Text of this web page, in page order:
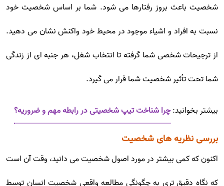
شخصیت باعث بروز رفتارها می شود. شما بر اساس شخصیت خود
نسبت به افراد و اشیاء موجود در محیط خود واکنش نشان می دهید.
از ترجیحات شخصی شما گرفته تا انتخاب شغل، هر جنبه ای از زندگی
شما تحت تأثیر شخصیت شما قرار می گیرد.
بیشتر بخوانید:چرا شناخت تیپ شخصیتی در رابطه مهم و ضروریه؟
بررسی نظریه های شخصیت
اکنون که کمی بیشتر در مورد اصول شخصیت می دانید، وقت آن است
که نگاه دقیق تری به چگونگی مطالعه واقعی شخصیت انسان توسط